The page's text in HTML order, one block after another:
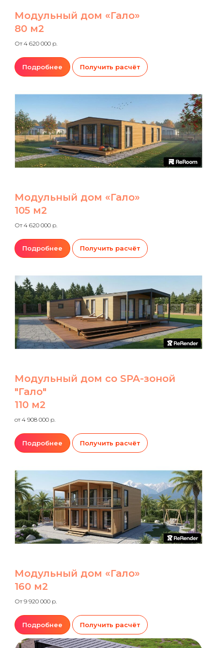
Модульный дом «Гало»
80 м2
От 4 620 000 р.
Подробнее Получить расчёт
Модульный дом «Гало»
105 м2
От 4 620 000 р.
Подробнее Получить расчёт
Модульный дом со SPA-зоной
"Гало"
110 м2
от 4 908 000 р.
Подробнее Получить расчёт
Модульный дом «Гало»
160 м2
От 9 920 000 р.
Подробнее Получить расчёт